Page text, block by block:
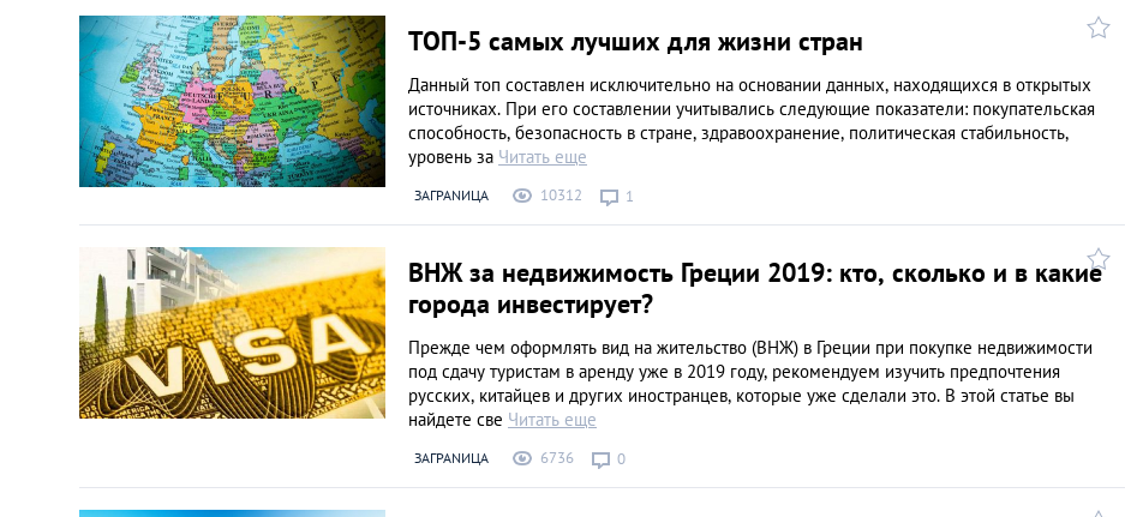
Франция
Черногория
Эстония
Другие
ТОП-5 самых лучших для жизни стран
Данный топ составлен исключительно на основании данных, находящихся в открытых
источниках. При его составлении учитывались следующие показатели: покупательская
способность, безопасность в стране, здравоохранение, политическая стабильность,
уровень за Читать еще
ЗАГРАNИЦА 10312 1
ВНЖ за недвижимость Греции 2019: кто, сколько и в какие
города инвестирует?
Прежде чем оформлять вид на жительство (ВНЖ) в Греции при покупке недвижимости
под сдачу туристам в аренду уже в 2019 году, рекомендуем изучить предпочтения
русских, китайцев и других иностранцев, которые уже сделали это. В этой статье вы
найдете све Читать еще
ЗАГРАNИЦА 6736 0